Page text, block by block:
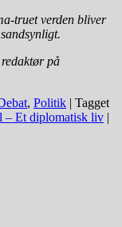
truet verden bliver
på
, Politik | Tagget
– Et diplomatisk liv |